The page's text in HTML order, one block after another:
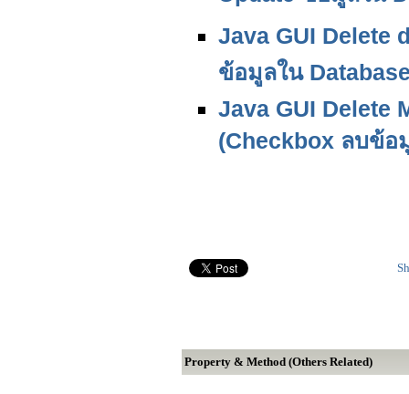
Java GUI Delete
ข้อมูลใน
Java GUI Delete
(Checkbox ลบข้อ
Property & Method (Others Related)